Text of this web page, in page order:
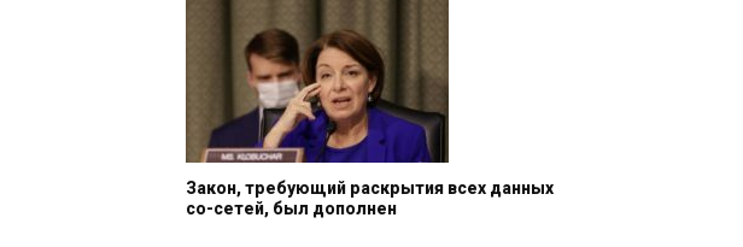
Закон, требующий раскрытия всех данных
со-сетей, был дополнен